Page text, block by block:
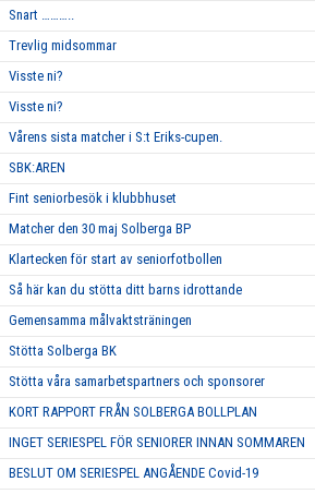
Snart ………..
Trevlig midsommar
Visste ni?
Visste ni?
Vårens sista matcher i S:t Eriks-cupen.
SBK:AREN
Fint seniorbesök i klubbhuset
Matcher den 30 maj Solberga BP
Klartecken för start av seniorfotbollen
Så här kan du stötta ditt barns idrottande
Gemensamma målvaktsträningen
Stötta Solberga BK
Stötta våra samarbetspartners och sponsorer
KORT RAPPORT FRÅN SOLBERGA BOLLPLAN
INGET SERIESPEL FÖR SENIORER INNAN SOMMAREN
BESLUT OM SERIESPEL ANGÅENDE Covid-19